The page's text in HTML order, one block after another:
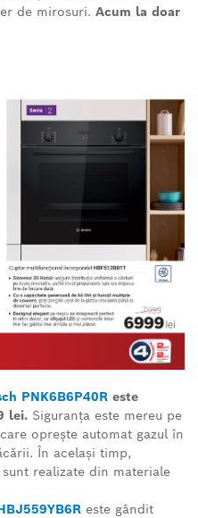
de mirosuri. Acum la doar
PNK6B6P40R este
lei. Siguranța este mereu pe
oprește automat gazul în
În același timp,
realizate din materiale
este gândit